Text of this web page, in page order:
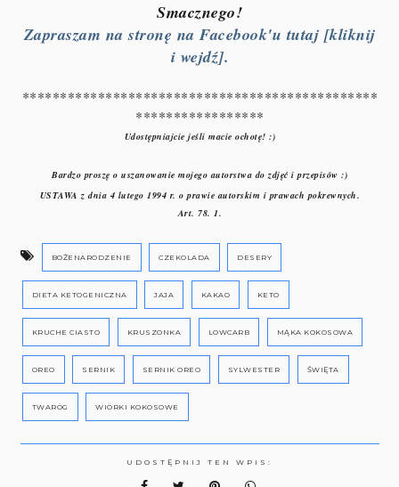
Smacznego!
Zapraszam na stronę na Facebook'u tutaj [kliknij
i wejdź].
***********************************************
*****************
Udostępniajcie jeśli macie ochotę! :)
Bardzo proszę o uszanowanie mojego autorstwa do zdjęć i przepisów :)
USTAWA z dnia 4 lutego 1994 r. o prawie autorskim i prawach pokrewnych.
Art. 78. 1.
BOŻENARODZENIE CZEKOLADA DESERY
DIETA KETOGENICZNA JAJA KAKAO KETO
KRUCHE CIASTO KRUSZONKA LOWCARB MĄKA KOKOSOWA
OREO SERNIK SERNIK OREO SYLWESTER ŚWIĘTA
TWARÓG WIÓRKI KOKOSOWE
UDOSTĘPNIJ TEN WPIS: